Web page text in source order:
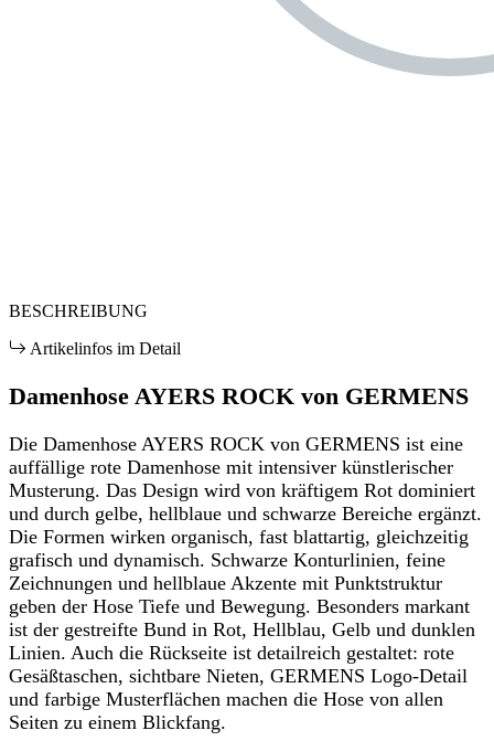
BESCHREIBUNG
Artikelinfos im Detail
Damenhose AYERS ROCK von GERMENS
Die Damenhose AYERS ROCK von GERMENS ist eine
auffällige rote Damenhose mit intensiver künstlerischer
Musterung. Das Design wird von kräftigem Rot dominiert
und durch gelbe, hellblaue und schwarze Bereiche ergänzt.
Die Formen wirken organisch, fast blattartig, gleichzeitig
grafisch und dynamisch. Schwarze Konturlinien, feine
Zeichnungen und hellblaue Akzente mit Punktstruktur
geben der Hose Tiefe und Bewegung. Besonders markant
ist der gestreifte Bund in Rot, Hellblau, Gelb und dunklen
Linien. Auch die Rückseite ist detailreich gestaltet: rote
Gesäßtaschen, sichtbare Nieten, GERMENS Logo-Detail
und farbige Musterflächen machen die Hose von allen
Seiten zu einem Blickfang.